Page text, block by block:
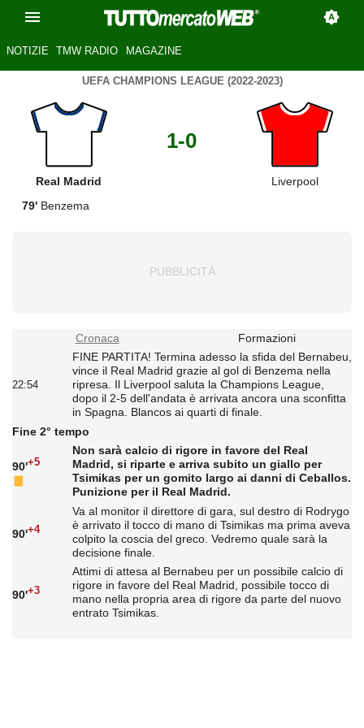
NOTIZIE TMW RADIO MAGAZINE
UEFA CHAMPIONS LEAGUE (2022-2023)
Real Madrid
1-0
Liverpool
79' Benzema
Cronaca Formazioni
22:54
FINE PARTITA! Termina adesso la sfida del Bernabeu,
vince il Real Madrid grazie al gol di Benzema nella
ripresa. Il Liverpool saluta la Champions League,
dopo il 2-5 dell'andata è arrivata ancora una sconfitta
in Spagna. Blancos ai quarti di finale.
Fine 2° tempo
90'+5
Non sarà calcio di rigore in favore del Real
Madrid, si riparte e arriva subito un giallo per
Tsimikas per un gomito largo ai danni di Ceballos.
Punizione per il Real Madrid.
90'+4
Va al monitor il direttore di gara, sul destro di Rodrygo
è arrivato il tocco di mano di Tsimikas ma prima aveva
colpito la coscia del greco. Vedremo quale sarà la
decisione finale.
90'+3
Attimi di attesa al Bernabeu per un possibile calcio di
rigore in favore del Real Madrid, possibile tocco di
mano nella propria area di rigore da parte del nuovo
entrato Tsimikas.